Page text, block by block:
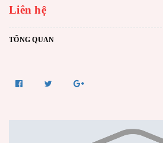
Liên hệ
TỔNG QUAN